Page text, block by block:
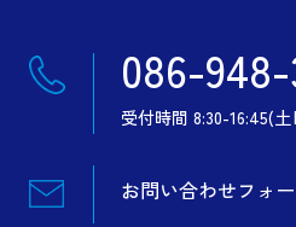
086-948-
受付時間 8:30-16:45(
お問い合わせフォ